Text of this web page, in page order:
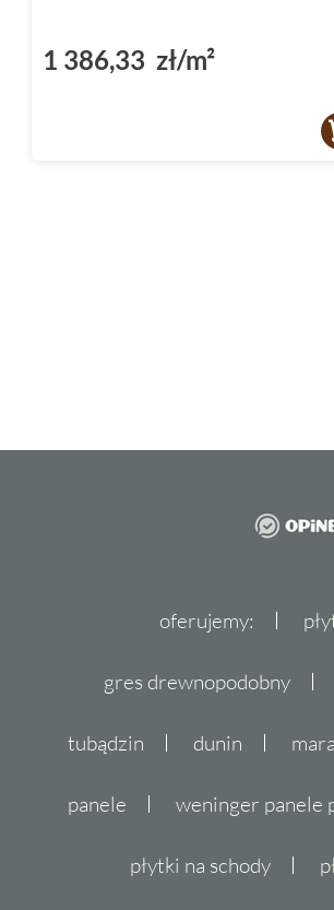
1 386,33 zł/m²
oferujemy:
gres drewnopodobny
tubądzin dunin
panele weninger panele
płytki na schody